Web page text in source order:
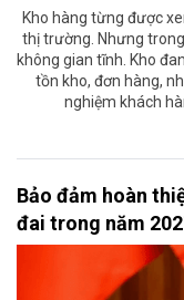
Kho hàng từng được
thị trường. Nhưng
không gian tĩnh. Kho
tồn kho, đơn hàng,
nghiệm khách
Bảo đảm hoàn
đai trong năm